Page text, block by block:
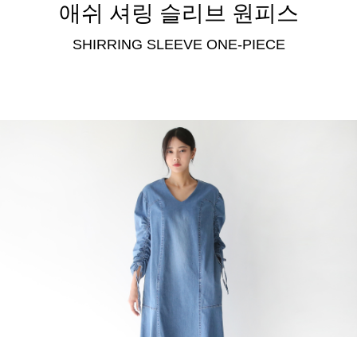
애쉬 셔링 슬리브 원피스
SHIRRING SLEEVE ONE-PIECE